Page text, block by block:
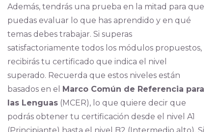
Además, tendrás una prueba en la mitad para que
puedas evaluar lo que has aprendido y en qué
temas debes trabajar. Si superas
satisfactoriamente todos los módulos propuestos,
recibirás tu certificado que indica el nivel
superado. Recuerda que estos niveles están
basados en el Marco Común de Referencia para
las Lenguas(MCER), lo que quiere decir que
podrás obtener tu certificación desde el nivel A1